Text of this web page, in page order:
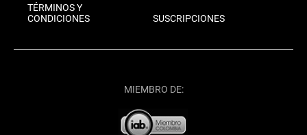
TÉRMINOS Y
CONDICIONES
SUSCRIPCIONES
MIEMBRO DE: